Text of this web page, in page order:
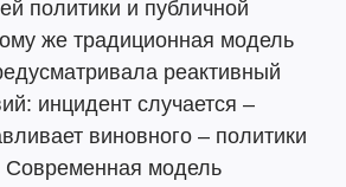
политики и публичной
же традиционная модель
реактивный
инцидент случается –
виновного – политики
Современная модель